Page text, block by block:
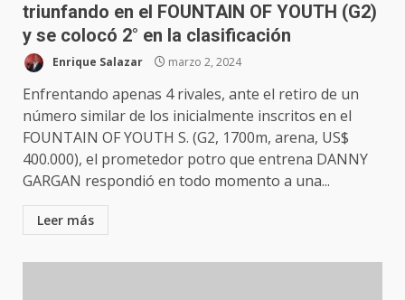
triunfando en el FOUNTAIN OF YOUTH (G2)
y se colocó 2° en la clasificación
Enrique Salazar marzo 2, 2024
Enfrentando apenas 4 rivales, ante el retiro de un
número similar de los inicialmente inscritos en el
FOUNTAIN OF YOUTH S. (G2, 1700m, arena, US$
400.000), el prometedor potro que entrena DANNY
GARGAN respondió en todo momento a una...
Leer más